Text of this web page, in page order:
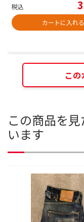
税込
カートに入れる
この
この商品を
います